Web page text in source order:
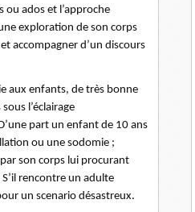
ados et l’approche
exploration de son corps
accompagner d’un discours
aux enfants, de très bonne
l’éclairage
part un enfant de 10 ans
ou une sodomie ;
par son corps lui procurant
rencontre un adulte
un scenario désastreux.